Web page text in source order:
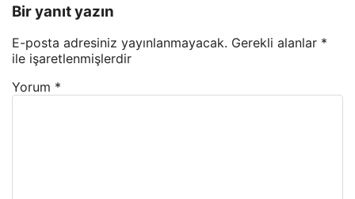
Bir yanıt yazın
E-posta adresiniz yayınlanmayacak. Gerekli alanlar *
ile işaretlenmişlerdir
Yorum *